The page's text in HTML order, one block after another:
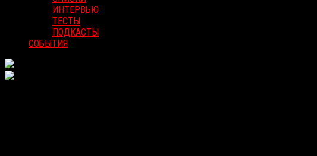
ИНТЕРВЬЮ
ТЕСТЫ
ПОДКАСТЫ
СОБЫТИЯ